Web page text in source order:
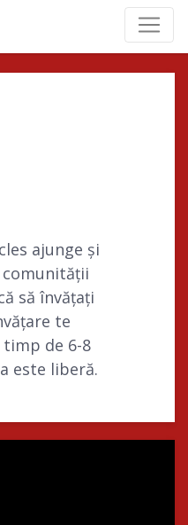
ajunge și
să învățați
te
de 6-8
este liberă.